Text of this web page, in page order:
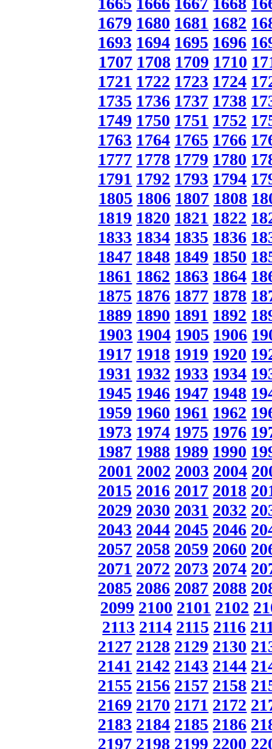
1679 1680 1681 1682
1693 1694 1695 1696
1707 1708 1709 1710
1721 1722 1723 1724
1735 1736 1737 1738
1749 1750 1751 1752
1763 1764 1765 1766
1777 1778 1779 1780
1791 1792 1793 1794
1805 1806 1807 1808
1819 1820 1821 1822
1833 1834 1835 1836
1847 1848 1849 1850
1861 1862 1863 1864
1875 1876 1877 1878
1889 1890 1891 1892
1903 1904 1905 1906
1917 1918 1919 1920
1931 1932 1933 1934
1945 1946 1947 1948
1959 1960 1961 1962
1973 1974 1975 1976
1987 1988 1989 1990
2001 2002 2003 2004
2015 2016 2017 2018
2029 2030 2031 2032
2043 2044 2045 2046
2057 2058 2059 2060
2071 2072 2073 2074
2085 2086 2087 2088
2099 2100 2101 2102
2113 2114 2115 2116
2127 2128 2129 2130
2141 2142 2143 2144
2155 2156 2157 2158
2169 2170 2171 2172
2183 2184 2185 2186
2197 2198 2199 2200